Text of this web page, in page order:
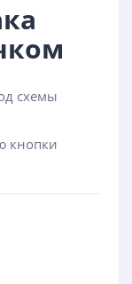
схемы
кнопки